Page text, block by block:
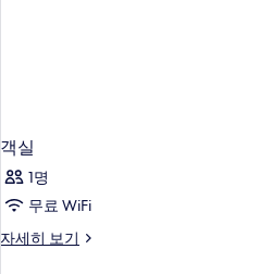
객실
1명
무료 WiFi
자세히 보기
객